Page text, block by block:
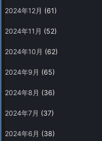
2024年12月 (61)
2024年11月 (52)
2024年10月 (62)
2024年9月 (65)
2024年8月 (36)
2024年7月 (37)
2024年6月 (38)